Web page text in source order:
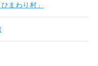
まわり村」